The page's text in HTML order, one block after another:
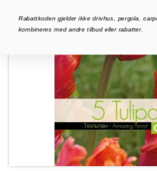
Rabattkoden gjelder ikke drivhus, pergola,
kombineres med andre tilbud eller rabatter.